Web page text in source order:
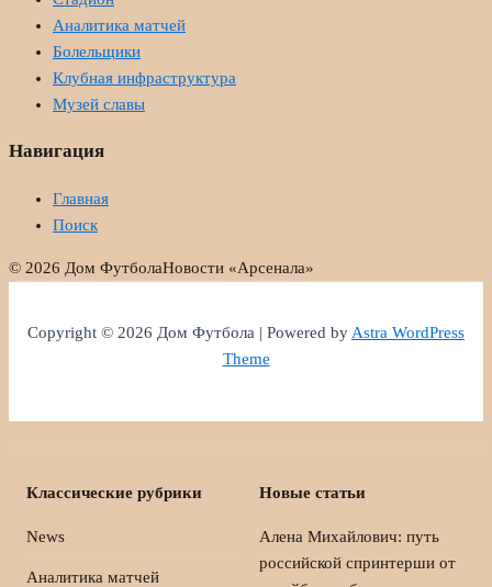
Аналитика матчей
Болельщики
Клубная инфраструктура
Музей славы
Навигация
Главная
Поиск
© 2026 Дом ФутболаНовости «Арсенала»
Copyright © 2026 Дом Футбола | Powered byAstra WordPress
Theme
Классические рубрики
News
Аналитика матчей
Новые статьи
Алена Михайлович: путь
российской спринтерши от